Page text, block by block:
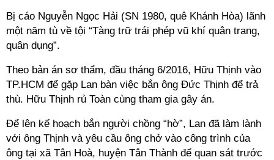
Bị cáo Nguyễn Ngọc Hải (SN 1980, quê Khánh Hòa) lãnh
một năm tù về tội “Tàng trữ trái phép vũ khí quân trang,
quân dụng”.
Theo bản án sơ thẩm, đầu tháng 6/2016, Hữu Thịnh vào
TP.HCM để gặp Lan bàn việc bắn ông Đức Thịnh để trả
thù. Hữu Thịnh rủ Toàn cùng tham gia gây án.
Để lên kế hoạch bắn người chồng “hờ”, Lan đã làm lành
với ông Thịnh và yêu cầu ông chở vào công trình của
ông tại xã Tân Hoà, huyện Tân Thành để quan sát trước